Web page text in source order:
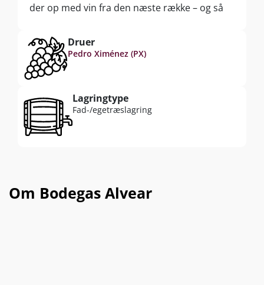
der op med vin fra den næste række – og så
dessertvin med en unik balance mellem
friskhed, dybde og kompleksitet.
Druer
Pedro Ximénez (PX)
Lagringtype
Fad-/egetræslagring
Om Bodegas Alvear